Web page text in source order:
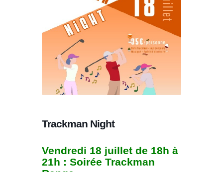
Trackman Night
Vendredi 18 juillet de 18h à
21h : Soirée Trackman